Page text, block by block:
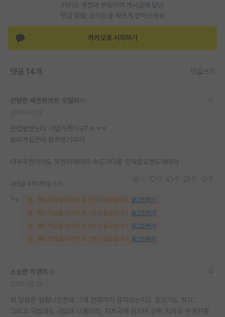
장학금/장학생 게시판
홍보 게시판
커리어
반도체 아카데미
카카오 계정과 연동하여 게시글에 달린
댓글 알람, 소식등을 빠르게 받아보세요
카카오로 시작하기
댓글 14개 댓글쓰기
선량한 레온하르트 오일러
면접앞뒀는디 기업가겟다구?ㅋㅋㅋ
말리거싶은데 원하면가야지
내부추천이어도 핏한지에따라 속도가다름 인재필요정도에따라
대댓글 4개 대댓글 쓰기
해당 댓글을 보려면 로그인이 필요합니다. 로그인하기
해당 댓글을 보려면 로그인이 필요합니다. 로그인하기
해당 댓글을 보려면 로그인이 필요합니다. 로그인하기
해당 댓글을 보려면 로그인이 필요합니다. 로그인하기
소심한 박경리
뭐 당장은 엄청나긴한데 그게 언제까지 유지되는지도 모르기도 하고..
그리고 국립대도 국립대 나름이라, 지거국에 심지어 상위 지거국 부경전충